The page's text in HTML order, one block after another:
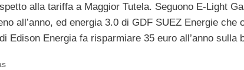
alla tariffa a Maggior Tutela. Seguono E-Light
all’anno, ed energia 3.0 di GDF SUEZ Energie
Edison Energia fa risparmiare 35 euro all’anno sulla